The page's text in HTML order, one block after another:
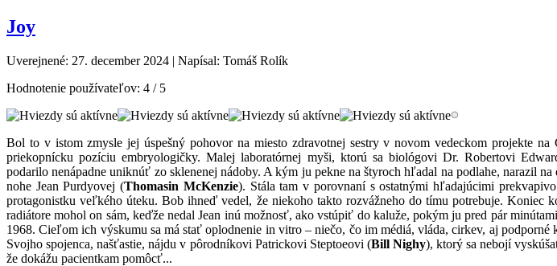
Joy
Uverejnené: 27. december 2024 | Napísal: Tomáš Rolík
Hodnotenie používateľov: 4 / 5
Bol to v istom zmysle jej úspešný pohovor na miesto zdravotnej sestry v novom vedeckom projekte
priekopnícku pozíciu embryologičky. Malej laboratórnej myši, ktorú sa biológovi Dr. Robertovi
podarilo nenápadne uniknúť zo sklenenej nádoby. A kým ju pekne na štyroch hľadal na podlahe, narazil
nohe Jean Purdyovej (Thomasin McKenzie). Stála tam v porovnaní s ostatnými hľadajúcimi
protagonistku veľkého úteku. Bob ihneď vedel, že niekoho takto rozvážneho do tímu potrebuje. Koniec
radiátore mohol on sám, keďže nedal Jean inú možnosť, ako vstúpiť do kaluže, pokým ju pred pár
1968. Cieľom ich výskumu sa má stať oplodnenie in vitro – niečo, čo im médiá, vláda, cirkev, aj
Svojho spojenca, našťastie, nájdu v pôrodníkovi Patrickovi Steptoeovi (Bill Nighy), ktorý sa nebojí
že dokážu pacientkam pomôcť...